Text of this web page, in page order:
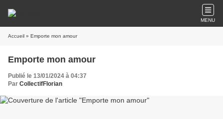
MENU
Accueil » Emporte mon amour
Emporte mon amour
Publié le 13/01/2024 à 04:37
Par CollectifFlorian